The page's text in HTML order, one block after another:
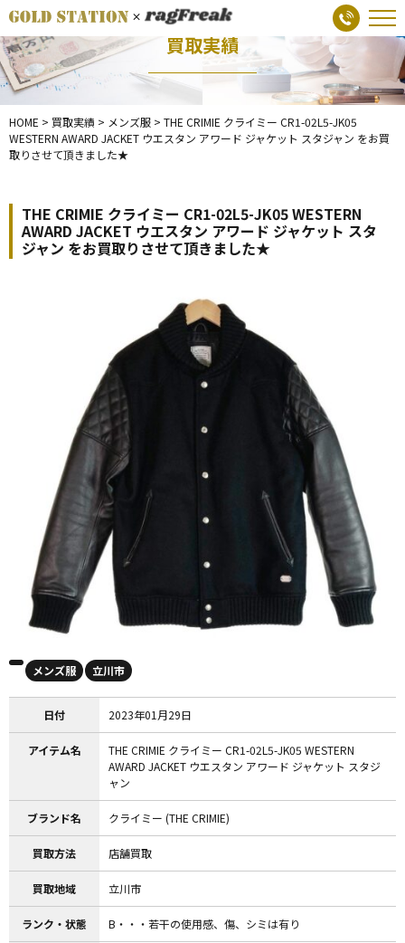
買取実績
HOME > 買取実績 > メンズ服 > THE CRIMIE クライミー CR1-02L5-JK05
WESTERN AWARD JACKET ウエスタン アワード ジャケット スタジャン をお買
取りさせて頂きました★
THE CRIMIE クライミー CR1-02L5-JK05 WESTERN
AWARD JACKET ウエスタン アワード ジャケット スタ
ジャン をお買取りさせて頂きました★
メンズ服 立川市
日付 2023年01月29日
アイテム名
THE CRIMIE クライミー CR1-02L5-JK05 WESTERN
AWARD JACKET ウエスタン アワード ジャケット スタジ
ャン
ブランド名 クライミー (THE CRIMIE)
買取方法 店舗買取
買取地域 立川市
ランク・状態 B・・・若干の使用感、傷、シミは有り